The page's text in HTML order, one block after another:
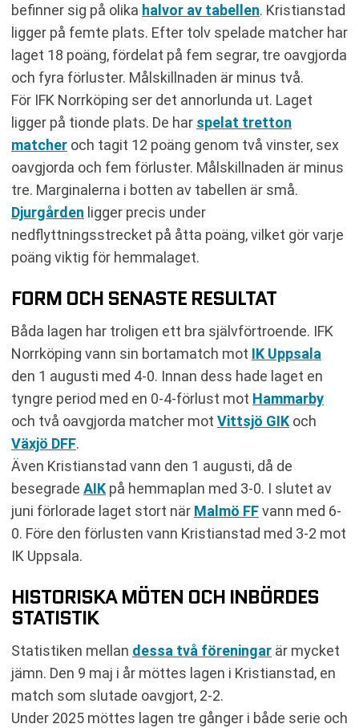
befinner sig på olika halvor av tabellen. Kristianstad
ligger på femte plats. Efter tolv spelade matcher har
laget 18 poäng, fördelat på fem segrar, tre oavgjorda
och fyra förluster. Målskillnaden är minus två.
För IFK Norrköping ser det annorlunda ut. Laget
ligger på tionde plats. De har spelat tretton
matcher och tagit 12 poäng genom två vinster, sex
oavgjorda och fem förluster. Målskillnaden är minus
tre. Marginalerna i botten av tabellen är små.
Djurgården ligger precis under
nedflyttningsstrecket på åtta poäng, vilket gör varje
poäng viktig för hemmalaget.
FORM OCH SENASTE RESULTAT
Båda lagen har troligen ett bra självförtroende. IFK
Norrköping vann sin bortamatch mot IK Uppsala
den 1 augusti med 4-0. Innan dess hade laget en
tyngre period med en 0-4-förlust mot Hammarby
och två oavgjorda matcher mot Vittsjö GIK och
Växjö DFF.
Även Kristianstad vann den 1 augusti, då de
besegrade AIK på hemmaplan med 3-0. I slutet av
juni förlorade laget stort när Malmö FFvann med 6-
0. Före den förlusten vann Kristianstad med 3-2 mot
IK Uppsala.
HISTORISKA MÖTEN OCH INBÖRDES
STATISTIK
Statistiken mellan dessa två föreningar är mycket
jämn. Den 9 maj i år möttes lagen i Kristianstad, en
match som slutade oavgjort, 2-2.
Under 2025 möttes lagen tre gånger i både serie och